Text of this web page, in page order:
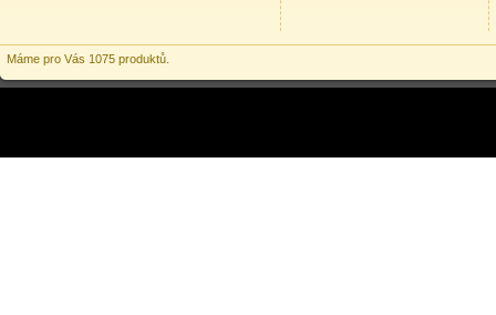
Máme pro Vás 1075 produktů.